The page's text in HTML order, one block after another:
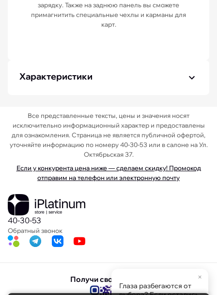
зарядку. Также на заднюю панель вы сможете
примагнитить специальные чехлы и карманы для
карт.
Характеристики
Все представленные тексты, цены и значения носят
исключительно информационный характер и предоставлены
для ознакомления. Страница не является публичной офертой,
уточняйте информацию по номеру 40-30-53 или в салоне на Ул.
Октябрьская 37.
Если у конкурента цена ниже — сделаем скидку! Промокод
отправим на телефон или электронную почту
40-30-53
Обратный звонок
Получи свою скидку ×
Глаза разбегаются от